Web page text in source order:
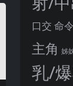
口交 命
主角 姊
乳/